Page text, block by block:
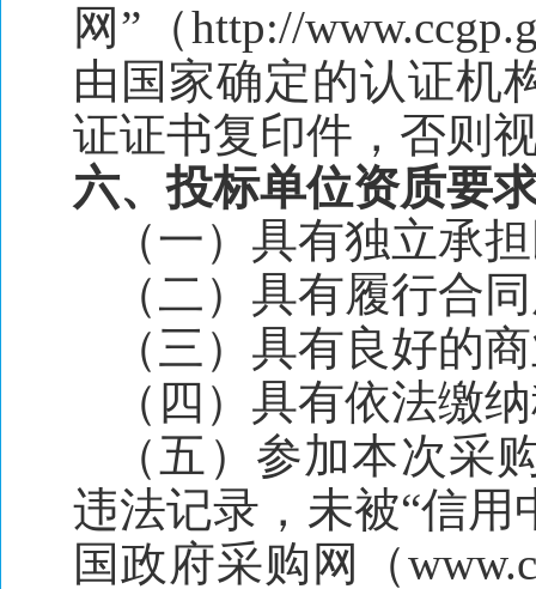
网”（http://
由国家确定的认证机
证证书复印件，否则
六、投标单位资质要
（一）具有独立承
（二）具有履行合
（三）具有良好的
（四）具有依法缴
（五）参加本次采
违法记录，未被“信用
国政府采购网（